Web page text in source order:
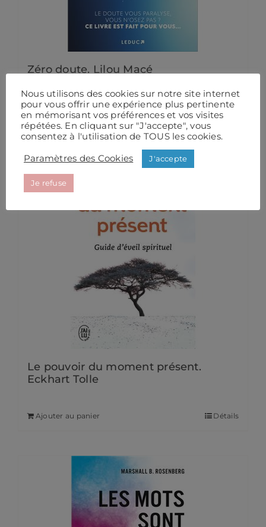
Zéro doute. Lilou Macé
Ajouter au panier Détails
Le pouvoir du moment présent.
Eckhart Tolle
Ajouter au panier Détails
Nous utilisons des cookies sur notre site internet
pour vous offrir une expérience plus pertinente
en mémorisant vos préférences et vos visites
répétées. En cliquant sur "J'accepte", vous
consentez à l'utilisation de TOUS les cookies.
Paramètres des Cookies J'accepte
Je refuse